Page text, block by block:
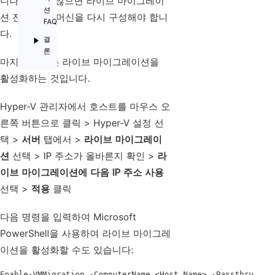
션
FAQ
결
론
션 전에 가상 머신을 다시 구성해야 합니
다.
마지막 단계는 라이브 마이그레이션을
활성화하는 것입니다.
Hyper-V 관리자에서 호스트를 마우스 오
른쪽 버튼으로 클릭 > Hyper-V 설정 선
택 > 서버 탭에서 > 라이브 마이그레이
션 선택 > IP 주소가 올바른지 확인 > 라
이브 마이그레이션에 다음 IP 주소 사용
선택 > 적용 클릭
다음 명령을 입력하여 Microsoft
PowerShell을 사용하여 라이브 마이그레
이션을 활성화할 수도 있습니다: